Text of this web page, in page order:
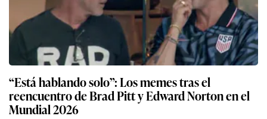
“Está hablando solo”: Los memes tras el
reencuentro de Brad Pitt y Edward Norton en el
Mundial 2026